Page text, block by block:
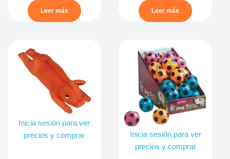
Leer más Leer más
Inicia sesión para ver
precios y comprar
Inicia sesión para ver
precios y comprar